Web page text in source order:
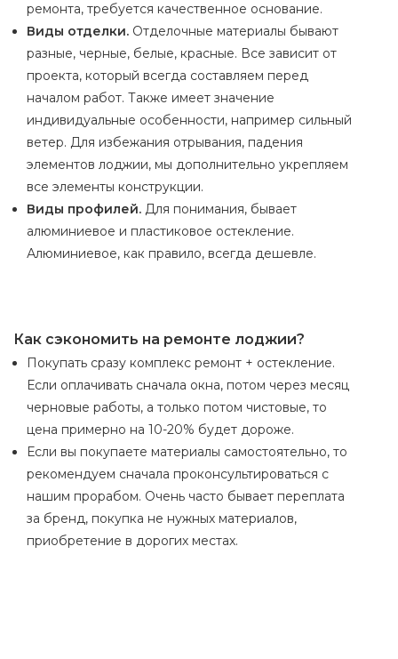
ремонта, требуется качественное основание.
Виды отделки. Отделочные материалы бывают
разные, черные, белые, красные. Все зависит от
проекта, который всегда составляем перед
началом работ. Также имеет значение
индивидуальные особенности, например сильный
ветер. Для избежания отрывания, падения
элементов лоджии, мы дополнительно укрепляем
все элементы конструкции.
Виды профилей. Для понимания, бывает
алюминиевое и пластиковое остекление.
Алюминиевое, как правило, всегда дешевле.
Как сэкономить на ремонте лоджии?
Покупать сразу комплекс ремонт + остекление.
Если оплачивать сначала окна, потом через месяц
черновые работы, а только потом чистовые, то
цена примерно на 10-20% будет дороже.
Если вы покупаете материалы самостоятельно, то
рекомендуем сначала проконсультироваться с
нашим прорабом. Очень часто бывает переплата
за бренд, покупка не нужных материалов,
приобретение в дорогих местах.